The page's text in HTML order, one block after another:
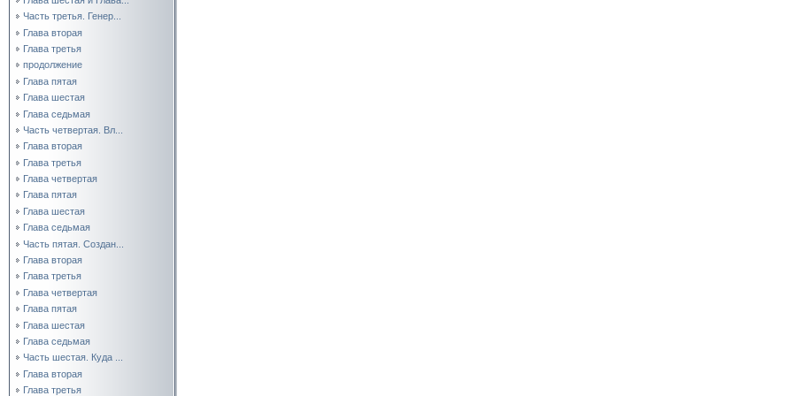
Часть третья. Генер...
Глава вторая
Глава третья
продолжение
Глава пятая
Глава шестая
Глава седьмая
Часть четвертая. Вл...
Глава вторая
Глава третья
Глава четвертая
Глава пятая
Глава шестая
Глава седьмая
Часть пятая. Создан...
Глава вторая
Глава третья
Глава четвертая
Глава пятая
Глава шестая
Глава седьмая
Часть шестая. Куда ...
Глава вторая
Глава третья